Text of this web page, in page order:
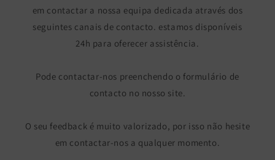
em contactar a nossa equipa dedicada através dos
seguintes canais de contacto. estamos disponíveis
24h para oferecer assistência.
Pode contactar-nos preenchendo o formulário de
contacto no nosso site.
O seu feedback é muito valorizado, por isso não hesite
em contactar-nos a qualquer momento.